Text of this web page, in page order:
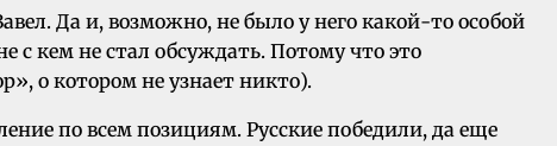
Да и, возможно, не было у него какой-то особой
кем не стал обсуждать. Потому что это
о котором не узнает никто).
по всем позициям. Русские победили, да еще